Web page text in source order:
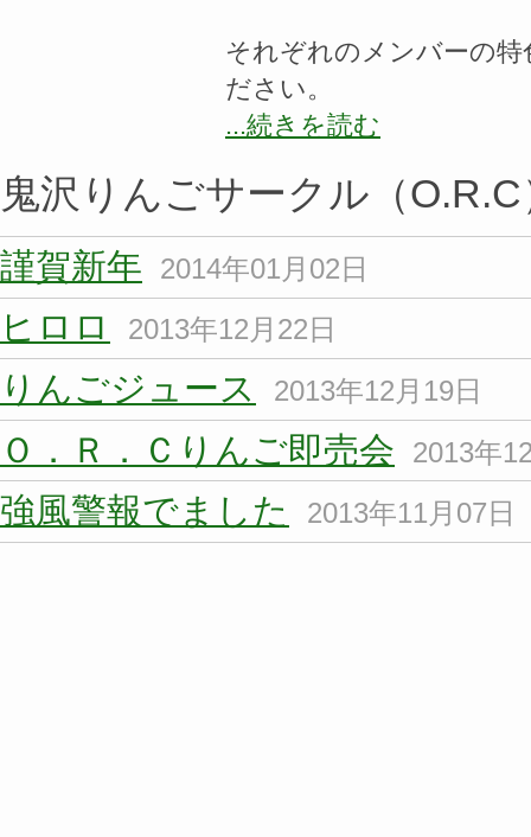
それぞれのメンバーの
ださい。
...続きを読む
鬼沢りんごサークル（
謹賀新年 2014年01月02日
ヒロロ 2013年12月22日
りんごジュース 2013年12月19日
Ｏ．Ｒ．Ｃりんご即売会 2013年
強風警報でました 2013年11月07日